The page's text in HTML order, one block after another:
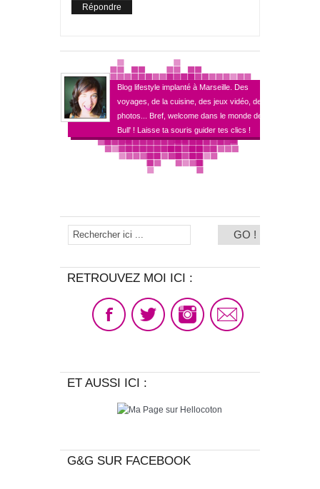
Répondre
Blog lifestyle implanté à Marseille. Des
voyages, de la cuisine, des jeux vidéo, des
photos... Bref, welcome dans le monde de
Bull' ! Laisse ta souris guider tes clics !
RETROUVEZ MOI ICI :
ET AUSSI ICI :
G&G SUR FACEBOOK